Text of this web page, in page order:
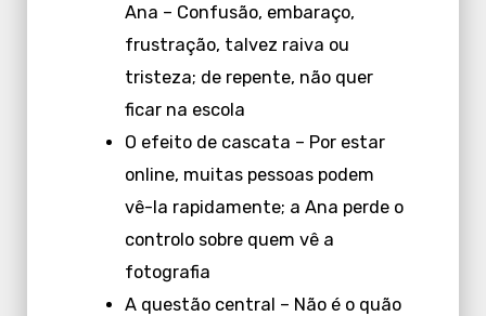
Ana – Confusão, embaraço,
frustração, talvez raiva ou
tristeza; de repente, não quer
ficar na escola
O efeito de cascata – Por estar
online, muitas pessoas podem
vê-la rapidamente; a Ana perde o
controlo sobre quem vê a
fotografia
A questão central – Não é o quão